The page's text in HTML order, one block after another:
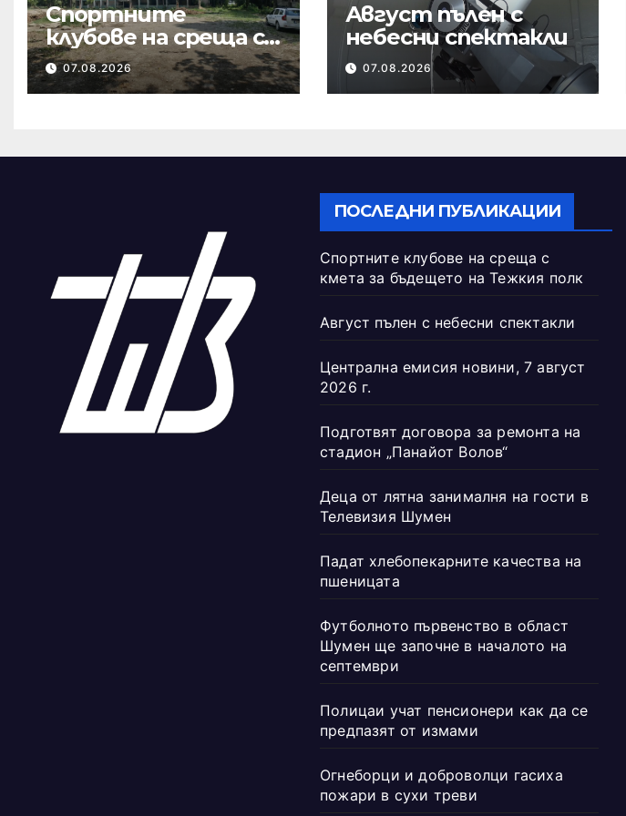
Спортните
клубове на среща с
кмета за
бъдещето на
07.08.2026
Август пълен с
небесни спектакли
07.08.2026
ПОСЛЕДНИ ПУБЛИКАЦИИ
Спортните клубове на среща с
кмета за бъдещето на Тежкия полк
Август пълен с небесни спектакли
Централна емисия новини, 7 август
2026 г.
Подготвят договора за ремонта на
стадион „Панайот Волов“
Деца от лятна занималня на гости в
Телевизия Шумен
Падат хлебопекарните качества на
пшеницата
Футболното първенство в област
Шумен ще започне в началото на
септември
Полицаи учат пенсионери как да се
предпазят от измами
Огнеборци и доброволци гасиха
пожари в сухи треви